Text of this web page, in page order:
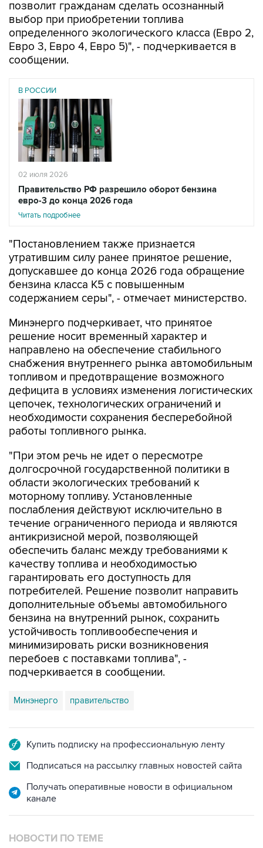
определенного экологического класса (Евро 2,
Евро 3, Евро 4, Евро 5)", - подчеркивается в
сообщении.
В РОССИИ
02 июля 2026
Правительство РФ разрешило оборот бензина
евро-3 до конца 2026 года
Читать подробнее
"Постановлением также признается
допускавшее до конца 2026 года обращение
бензина класса К5 с повышенным
содержанием серы", - отмечает министерство.
Минэнерго подчеркивает, что принятое
направлено на обеспечение стабильного
снабжения внутреннего рынка автомобильным
топливом и предотвращение возможного
дефицита в условиях изменения логистических
цепочек, технологических ограничений и
необходимости сохранения бесперебойной
работы топливного рынка.
"При этом речь не идет о пересмотре
области экологических требований к
моторному топливу. Установленные
послабления действуют исключительно в
течение ограниченного периода и являются
антикризисной мерой, позволяющей
обеспечить баланс между требованиями к
качеству топлива и необходимостью
гарантировать его доступность для
потребителей. Решение позволит направить
дополнительные объемы автомобильного
бензина на внутренний рынок, сохранить
устойчивость топливообеспечения и
минимизировать риски возникновения
перебоев с поставками топлива", -
подчеркивается в сообщении.
Минэнерго правительство
Подписаться на рассылку главных новостей сайта
Получать оперативные новости в официальном
канале
НОВОСТИ ПО ТЕМЕ
2 июля 23:20